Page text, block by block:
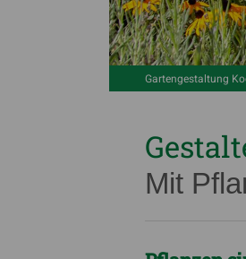
Gartengestaltung
Mit